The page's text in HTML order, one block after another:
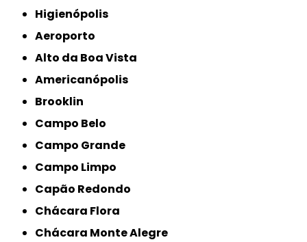
Higienópolis
Aeroporto
Alto da Boa Vista
Americanópolis
Brooklin
Campo Belo
Campo Grande
Campo Limpo
Capão Redondo
Chácara Flora
Chácara Monte Alegre